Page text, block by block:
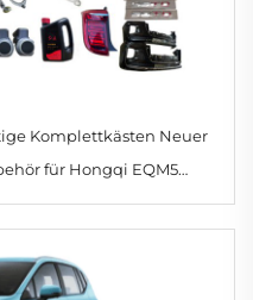
Komplettkästen Neuer
für Hongqi EQM5
Stoßstange